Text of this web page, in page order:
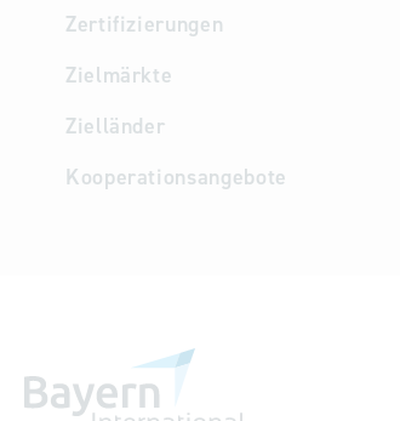
Zertifizierungen
Zielmärkte
Zielländer
Kooperationsangebote